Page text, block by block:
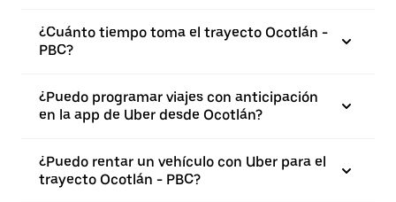
¿Cuánto tiempo toma el trayecto Ocotlán -
PBC?
¿Puedo programar viajes con anticipación
en la app de Uber desde Ocotlán?
¿Puedo rentar un vehículo con Uber para el
trayecto Ocotlán - PBC?